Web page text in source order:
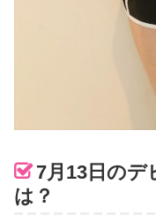
7月13日のデ
は？